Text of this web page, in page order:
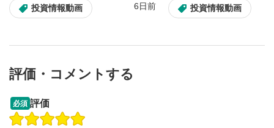
投資情報動画 6日前 投資情報動画
操作説明動画
評価・コメントする
必須 評価